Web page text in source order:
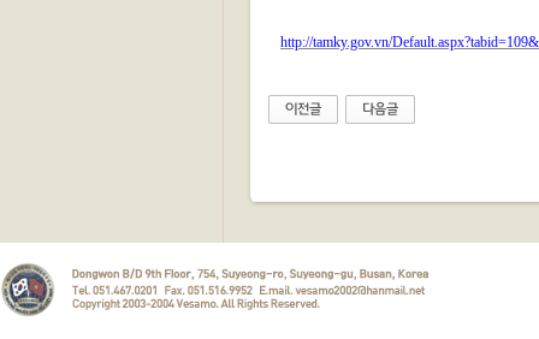
http://tamky.gov.vn/